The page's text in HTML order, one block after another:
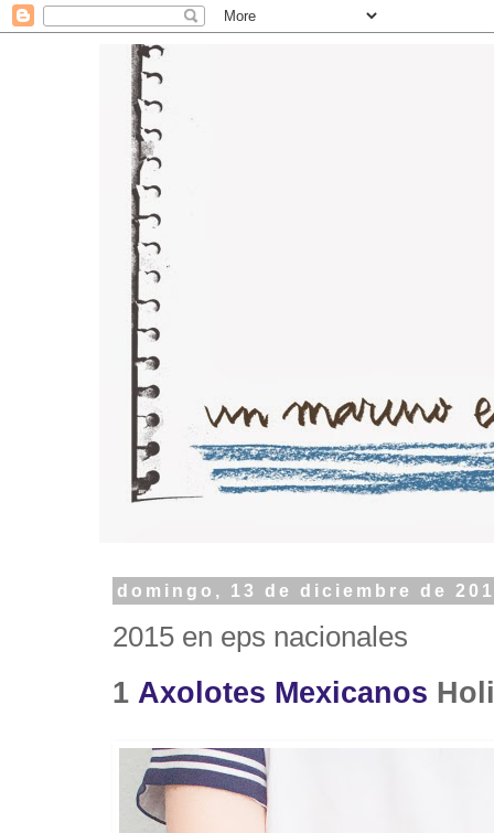
domingo, 13 de diciembre de
2015 en eps nacionales
1 Axolotes Mexicanos